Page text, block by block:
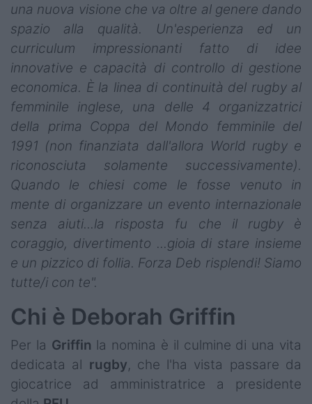
una nuova visione che va oltre al genere dando
spazio alla qualità. Un'esperienza ed un
curriculum impressionanti fatto di idee
innovative e capacità di controllo di gestione
economica. È la linea di continuità del rugby al
femminile inglese, una delle 4 organizzatrici
della prima Coppa del Mondo femminile del
1991 (non finanziata dall'allora World rugby e
riconosciuta solamente successivamente).
Quando le chiesi come le fosse venuto in
mente di organizzare un evento internazionale
senza aiuti...la risposta fu che il rugby è
coraggio, divertimento ...gioia di stare insieme
e un pizzico di follia. Forza Deb risplendi! Siamo
tutte/i con te".
Chi è Deborah Griffin
Per la Griffin la nomina è il culmine di una vita
dedicata al rugby, che l'ha vista passare da
giocatrice ad amministratrice a presidente